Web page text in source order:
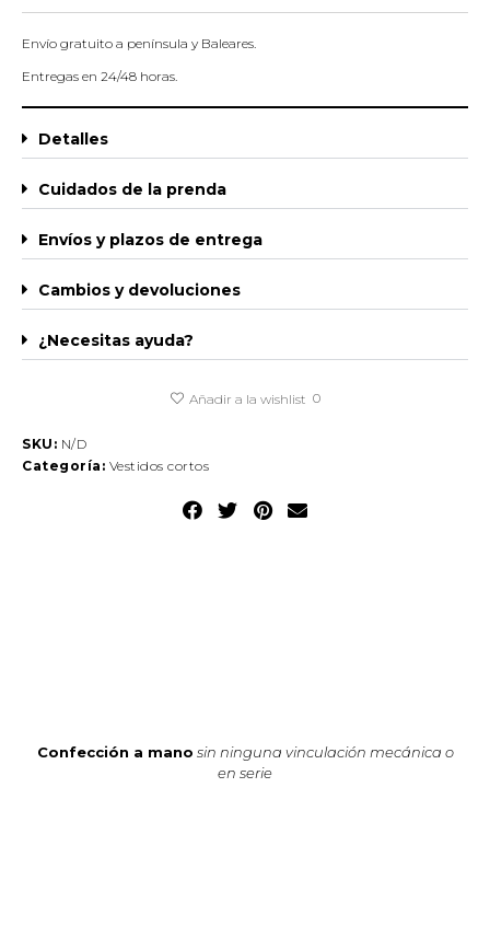
Envío gratuito a península y Baleares.
Entregas en 24/48 horas.
Detalles
Cuidados de la prenda
Envíos y plazos de entrega
Cambios y devoluciones
¿Necesitas ayuda?
Añadir a la wishlist 0
SKU: N/D
Categoría: Vestidos cortos
Confección a mano sin ninguna vinculación mecánica o
en serie